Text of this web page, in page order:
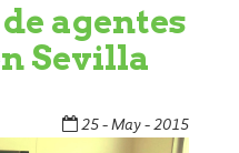
agentes
Sevilla
25 - May - 2015